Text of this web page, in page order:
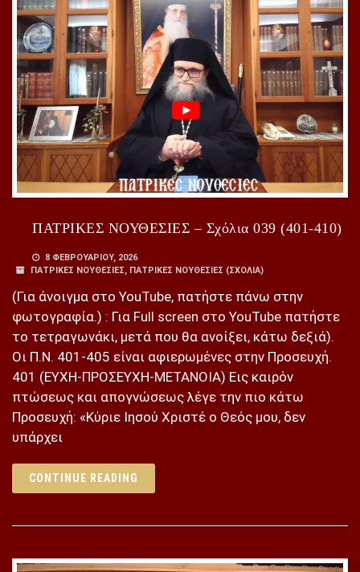
ΠΑΤΡΙΚΕΣ ΝΟΥΘΕΣΙΕΣ – Σχόλια 039 (401-410)
8 ΦΕΒΡΟΥΑΡΊΟΥ, 2026
ΠΑΤΡΙΚΕΣ ΝΟΥΘΕΣΙΕΣ, ΠΑΤΡΙΚΕΣ ΝΟΥΘΕΣΙΕΣ (ΣΧΌΛΙΑ)
(Για άνοιγμα στο YouTube, πατήστε πάνω στην
φωτογραφία.) : Για Full screen στο YouTube πατήστε
το τετραγωνάκι, μετά που θα ανοίξει, κάτω δεξιά).
Οι Π.Ν. 401-405 είναι αφιερωμένες στην Προσευχή.
401 (ΕΥΧΗ-ΠΡΟΣΕΥΧΗ-ΜΕΤΑΝΟΙΑ) Εις καιρόν
πτώσεως και απογνώσεως λέγε την πιο κάτω
Προσευχή: «Κύριε Ιησού Χριστέ ο Θεός μου, δεν
υπάρχει
CONTINUE READING